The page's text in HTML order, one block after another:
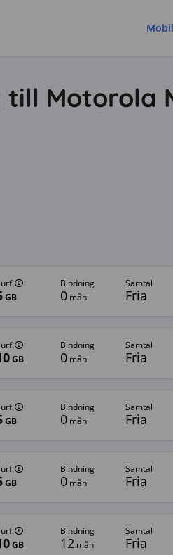
Motorola
Surf
GB
bindning
0 mån
samtal
Fria
Surf
GB
bindning
0 mån
samtal
Fria
Surf
GB
bindning
0 mån
samtal
Fria
Surf
GB
bindning
0 mån
samtal
Fria
Surf
GB
bindning
12 mån
samtal
Fria